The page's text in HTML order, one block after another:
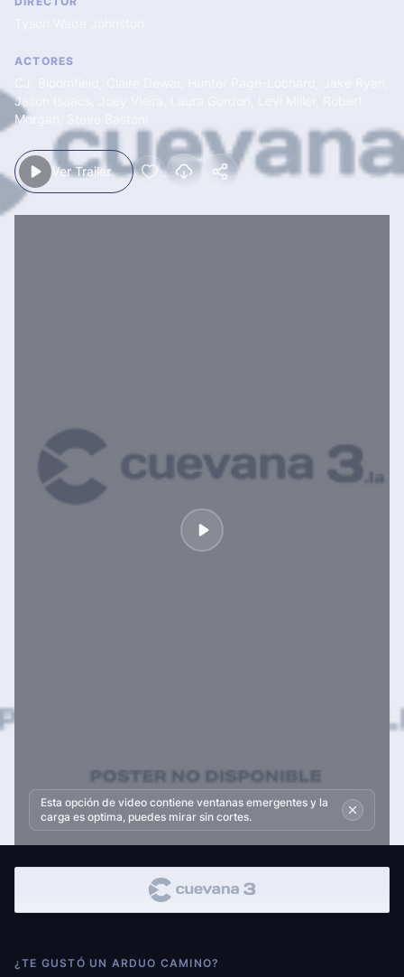
ACTORES
Jason Isaacs
Morgan
Ver Trailer
Esta opción de video contiene ventanas emergentes y la
carga es optima, puedes mirar sin cortes.
¿TE GUSTÓ UN ARDUO CAMINO?